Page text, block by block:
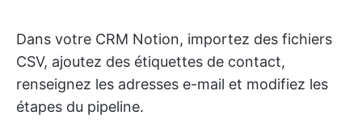
Dans votre CRM Notion, importez des fichiers
CSV, ajoutez des étiquettes de contact,
renseignez les adresses e-mail et modifiez les
étapes du pipeline.